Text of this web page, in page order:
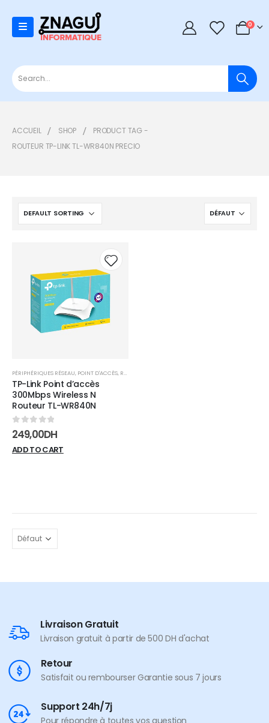
0 0
ACCUEIL SHOP
PRODUCT TAG -
ROUTEUR TP-LINK TL-WR840N PRECIO
Add to
wishlist
PÉRIPHÉRIQUES RÉSEAU, POINT D'ACCÈS, RÉSEAUX
TP-Link Point d’accès
300Mbps Wireless N
Routeur TL-WR840N
0 sur 5
249,00DH
ADD TO CART
Livraison Gratuit
Livraison gratuit à partir de 500 DH d'achat
Retour
Satisfait ou rembourser Garantie sous 7 jours
Support 24h/7j
Pour répondre à toutes vos question